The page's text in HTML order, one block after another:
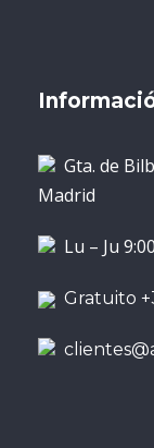
Gta. de
Madrid
Lu – Ju
Gratuito